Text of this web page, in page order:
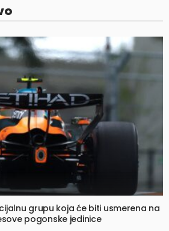
grupu koja će biti usmerena na
pogonske jedinice